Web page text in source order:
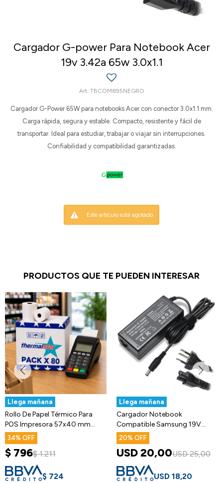
Cargador G-power Para Notebook Acer
19v 3.42a 65w 3.0x1.1
TBCOM895NEGRO
Cargador G-Power 65W para notebooks Acer con conector 3.0x1.1 mm.
Carga rápida, segura y estable. Compacto, resistente y fácil de
transportar. Ideal para estudiar, trabajar o viajar sin interrupciones.
Confiabilidad y compatibilidad garantizadas.
Este artículo está agotado.
PRODUCTOS QUE TE PUEDEN INTERESAR
Llega mañana
Rollo De Papel Térmico Para
POS Impresora 57x40 mm
Pack X80
34
$ 796$ 1.211
$ 724
Llega mañana
Cargador Notebook
Compatible Samsung 19V
3.16a 60w 5.5x3.0
20
USD20,00USD 25,00
USD 18,20